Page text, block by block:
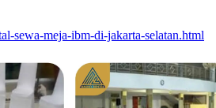
sewa-meja-ibm-di-jakarta-selatan.html